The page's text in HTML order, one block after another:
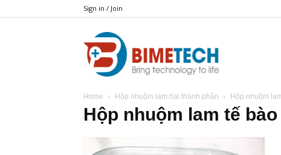
Sign in / Join
Home Hộp nhuộm lam hai thành phần Hộp nhuộm
Hộp nhuộm lam tế